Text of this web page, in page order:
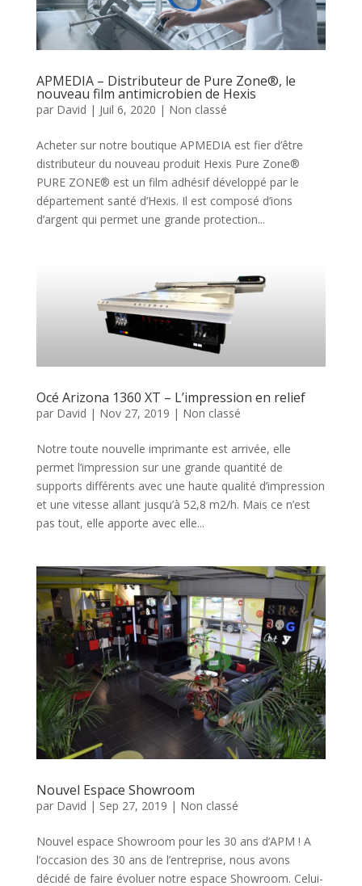
APMEDIA – Distributeur de Pure Zone®, le
nouveau film antimicrobien de Hexis
par David | Juil 6, 2020 | Non classé
Acheter sur notre boutique APMEDIA est fier d’être
distributeur du nouveau produit Hexis Pure Zone®
PURE ZONE® est un film adhésif développé par le
département santé d’Hexis. Il est composé d’ions
d’argent qui permet une grande protection...
Océ Arizona 1360 XT – L’impression en relief
par David | Nov 27, 2019 | Non classé
Notre toute nouvelle imprimante est arrivée, elle
permet l’impression sur une grande quantité de
supports différents avec une haute qualité d’impression
et une vitesse allant jusqu’à 52,8 m2/h. Mais ce n’est
pas tout, elle apporte avec elle...
Nouvel Espace Showroom
par David | Sep 27, 2019 | Non classé
Nouvel espace Showroom pour les 30 ans d’APM ! A
l’occasion des 30 ans de l’entreprise, nous avons
décidé de faire évoluer notre espace Showroom. Celui-